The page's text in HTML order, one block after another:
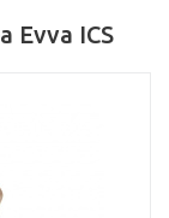
Evva ICS